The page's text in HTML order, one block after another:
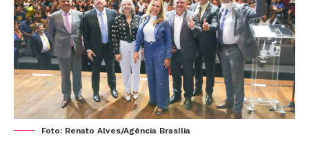
Foto: Renato Alves/Agência Brasília